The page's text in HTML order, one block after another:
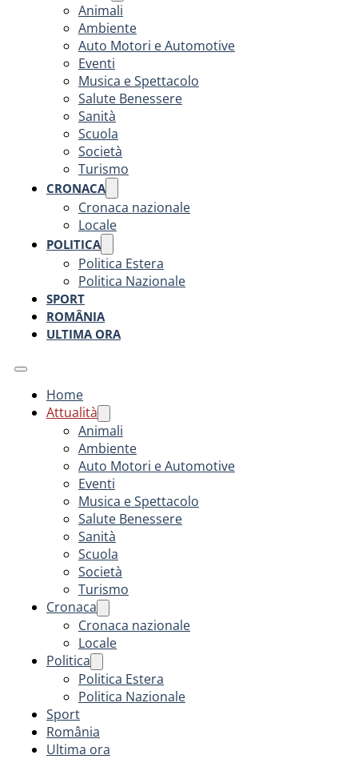
Animali
Ambiente
Auto Motori e Automotive
Eventi
Musica e Spettacolo
Salute Benessere
Sanità
Scuola
Società
Turismo
CRONACA
Cronaca nazionale
Locale
POLITICA
Politica Estera
Politica Nazionale
SPORT
ROMÂNIA
ULTIMA ORA
Home
Attualità
Animali
Ambiente
Auto Motori e Automotive
Eventi
Musica e Spettacolo
Salute Benessere
Sanità
Scuola
Società
Turismo
Cronaca
Cronaca nazionale
Locale
Politica
Politica Estera
Politica Nazionale
Sport
România
Ultima ora